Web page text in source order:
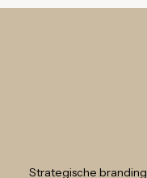
Strategische